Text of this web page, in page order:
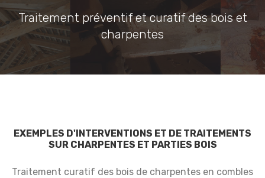
Traitement préventif et curatif des bois et
charpentes
EXEMPLES D'INTERVENTIONS ET DE TRAITEMENTS
SUR CHARPENTES ET PARTIES BOIS
Traitement curatif des bois de charpentes en combles